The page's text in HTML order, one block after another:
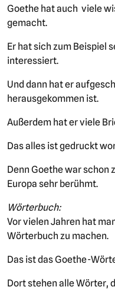
Goethe hat auch viele
gemacht.
Er hat sich zum Beispiel
interessiert.
Und dann hat er
herausgekommen ist.
Außerdem hat er viele
Das alles ist gedruckt
Denn Goethe war schon
Europa sehr berühmt.
Wörterbuch:
Vor vielen Jahren hat
Wörterbuch zu machen.
Das ist das Goethe-
Dort stehen alle Wörter,